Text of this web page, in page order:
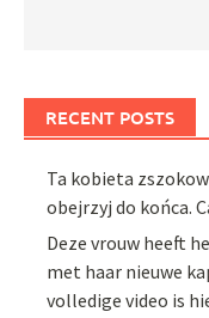
RECENT POSTS
Ta kobieta
obejrzyj do końca.
Deze vrouw heeft
met haar nieuwe
volledige video is